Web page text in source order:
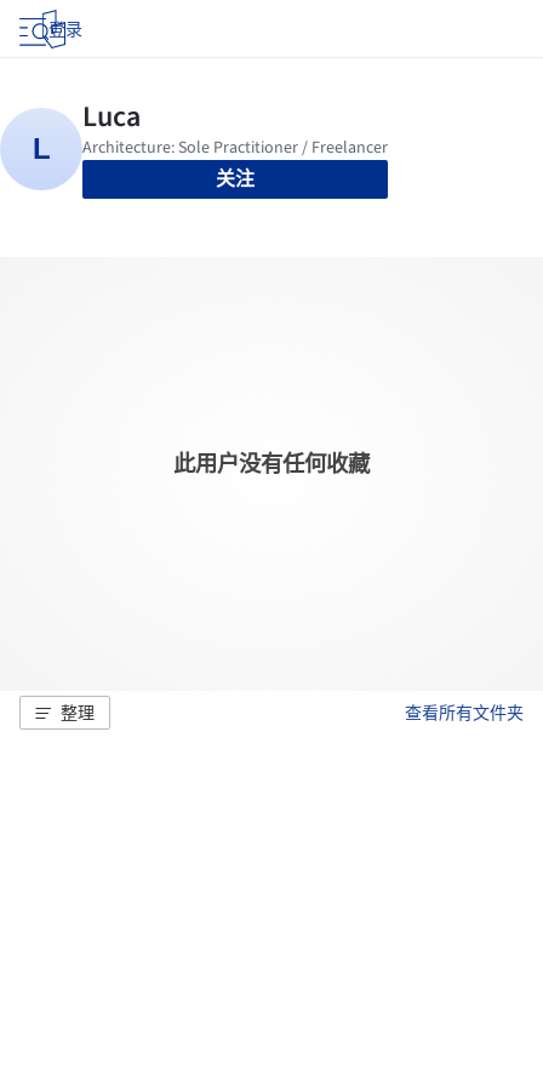
登录
关注
此用户没有任何收藏
整理 查看所有文件夹